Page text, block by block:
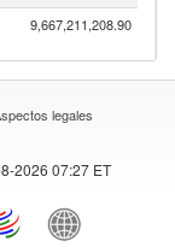
9,667,211,208.90
legales
2026 07:27 ET